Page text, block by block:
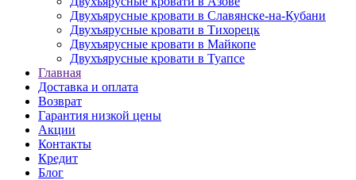
Двухъярусные кровати в Славянске-на-Кубани
Двухъярусные кровати в Тихорецк
Двухъярусные кровати в Майкопе
Двухъярусные кровати в Туапсе
Главная
Доставка и оплата
Возврат
Гарантия низкой цены
Акции
Контакты
Кредит
Блог